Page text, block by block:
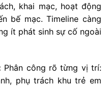
khai mạc, hoạt động
bế mạc. Timeline càng
ít phát sinh sự cố ngoài
Phân công rõ từng vị trí:
phụ trách khu trẻ em